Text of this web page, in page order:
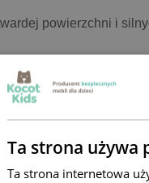
powierzchni i
Ta strona używa
Ta strona internetowa